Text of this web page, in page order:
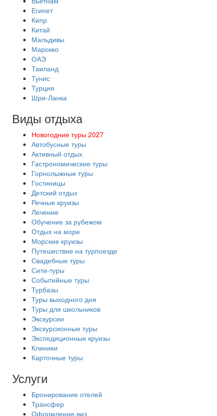
Египет
Кипр
Китай
Мальдивы
Марокко
ОАЭ
Таиланд
Тунис
Турция
Шри-Ланка
Виды отдыха
Новогодние туры 2027
Автобусные туры
Активный отдых
Гастрономические туры
Горнолыжные туры
Гостиницы
Детский отдых
Речные круизы
Лечение
Обучение за рубежом
Отдых на море
Морские круизы
Путешествие на турпоезде
Свадебные туры
Сити-туры
Событийные туры
Турбазы
Туры выходного дня
Туры для школьников
Экскурсии
Экскурсионные туры
Экспедиционные круизы
Клиники
Карточные туры
Услуги
Бронирование отелей
Трансфер
Оформление виз